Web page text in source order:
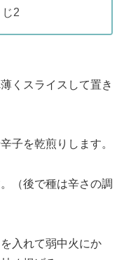
2
くスライスして置き
子を乾煎りします。
（後で種は辛さの調
入れて弱中火にか